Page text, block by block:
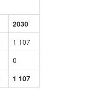
2030
1 107
0
1 107